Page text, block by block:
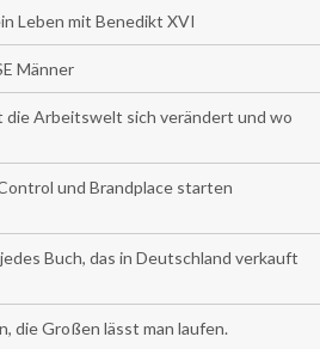
Leben mit Benedikt XVI
Männer
die Arbeitswelt sich verändert und wo
und Brandplace starten
Buch, das in Deutschland verkauft
die Großen lässt man laufen.